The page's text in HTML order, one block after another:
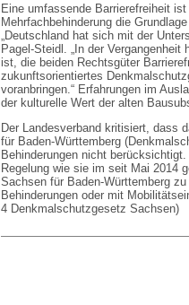
Eine umfassende Barrierefreiheit
Mehrfachbehinderung die
„Deutschland hat sich mit der
Pagel-Steidl. „In der
ist, die beiden Rechtsgüter
zukunftsorientiertes
voranbringen.“ Erfahrungen im
der kulturelle Wert der alten
Der Landesverband kritisiert, dass
für Baden-Württemberg
Behinderungen nicht
Regelung wie sie im seit Mai 2014
Sachsen für Baden-Württemberg
Behinderungen oder mit
4 Denkmalschutzgesetz Sachsen)